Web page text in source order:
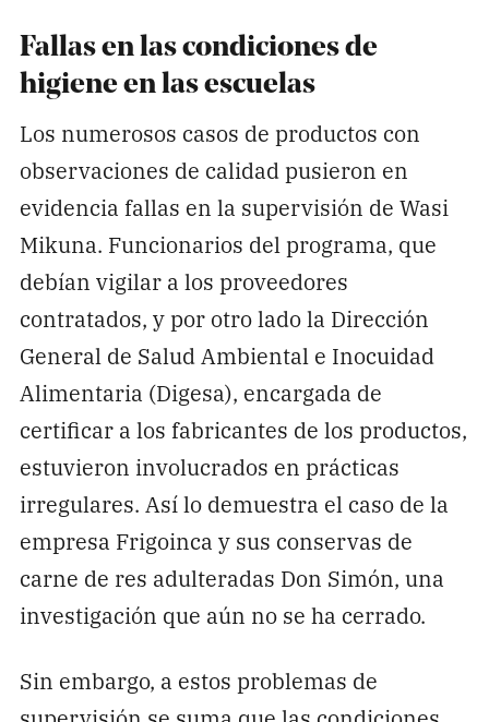
Fallas en las condiciones de
higiene en las escuelas
Los numerosos casos de productos con
observaciones de calidad pusieron en
evidencia fallas en la supervisión de Wasi
Mikuna. Funcionarios del programa, que
debían vigilar a los proveedores
contratados, y por otro lado la Dirección
General de Salud Ambiental e Inocuidad
Alimentaria (Digesa), encargada de
certificar a los fabricantes de los productos,
estuvieron involucrados en prácticas
irregulares. Así lo demuestra el caso de la
empresa Frigoinca y sus conservas de
carne de res adulteradas Don Simón, una
investigación que aún no se ha cerrado.
Sin embargo, a estos problemas de